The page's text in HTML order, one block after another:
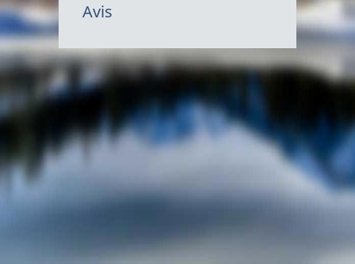
Avis
du
Canada